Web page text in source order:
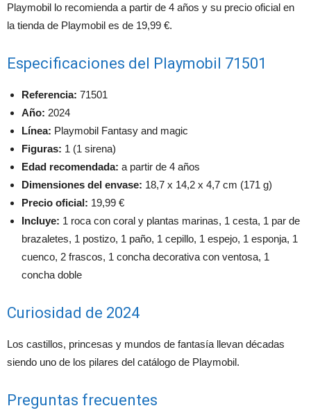
Playmobil lo recomienda a partir de 4 años y su precio oficial en
la tienda de Playmobil es de 19,99 €.
Especificaciones del Playmobil 71501
Referencia: 71501
Año: 2024
Línea: Playmobil Fantasy and magic
Figuras: 1 (1 sirena)
Edad recomendada: a partir de 4 años
Dimensiones del envase: 18,7 x 14,2 x 4,7 cm (171 g)
Precio oficial: 19,99 €
Incluye: 1 roca con coral y plantas marinas, 1 cesta, 1 par de
brazaletes, 1 postizo, 1 paño, 1 cepillo, 1 espejo, 1 esponja, 1
cuenco, 2 frascos, 1 concha decorativa con ventosa, 1
concha doble
Curiosidad de 2024
Los castillos, princesas y mundos de fantasía llevan décadas
siendo uno de los pilares del catálogo de Playmobil.
Preguntas frecuentes